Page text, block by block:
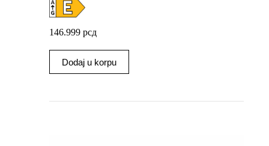
146.999 рсд
Dodaj u korpu